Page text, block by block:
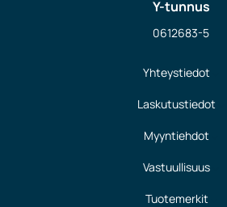
Y-tunnus
0612683-5
Yhteystiedot
Laskutustiedot
Myyntiehdot
Vastuullisuus
Tuotemerkit